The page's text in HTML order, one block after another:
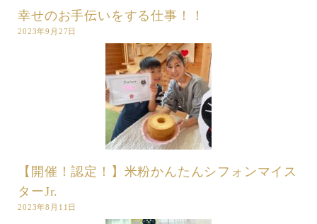
幸せのお手伝いをする仕事！！
2023年9月27日
【開催！認定！】米粉かんたんシフォンマイス
ターJr.
2023年8月11日